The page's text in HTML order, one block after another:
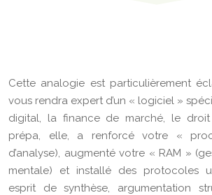
Cette analogie est particulièrement
vous rendra expert d’un « logiciel »
digital, la finance de marché, le
prépa, elle, a renforcé votre «
d’analyse), augmenté votre « RAM »
mentale) et installé des protocoles
esprit de synthèse, argumentation